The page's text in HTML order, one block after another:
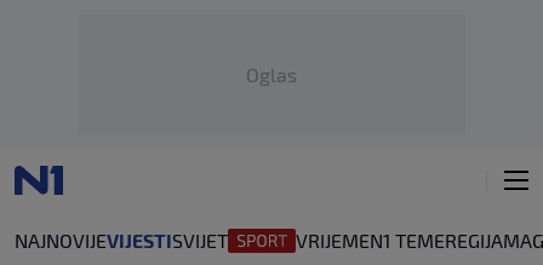
Oglas
NAJNOVIJEVIJESTISVIJET VRIJEMEN1 TEMEREGIJA